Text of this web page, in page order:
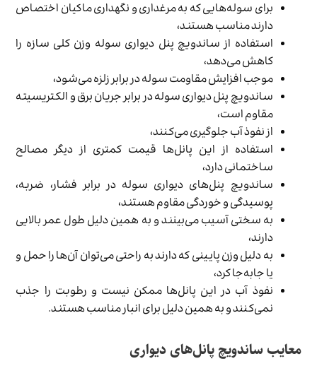
برای سوله‌هایی که به مرغداری و نگهداری ماکیان اختصاص
دارند مناسب هستند،
استفاده از ساندویچ پنل دیواری سوله وزن کلی سازه را
کاهش می‌دهد،
موجب افزایش مقاومت سوله در برابر زلزه می‌شود،
ساندویچ پنل دیواری سوله در برابر جریان برق و الکتریسیته
مقاوم است،
از نفوذ آب جلوگیری می‌کنند،
استفاده از این پانل‌ها قیمت کمتری از دیگر مصالح
ساختمانی دارد،
ساندویچ پنل‌های دیواری سوله در برابر فشار، ضربه،
پوسیدگی و خوردگی مقاوم هستند،
به سختی آسیب می‌بینند و به همین دلیل طول عمر بالایی
دارند،
به دلیل وزن پایینی که دارند به راحتی می‌توان آن‌ها را حمل و
یا جابه‌جا کرد،
نفوذ آب در این پانل‌ها ممکن نیست و رطوبت را جذب
نمی‌کنند و به همین دلیل برای انبار مناسب هستند.
معایب ساندویچ پانل‌های دیواری